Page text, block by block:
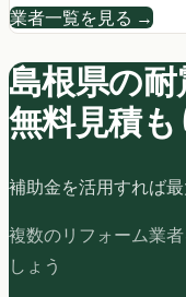
業者一覧を見る →
島根県の耐
無料見積も
補助金を活用すれば
複数のリフォーム業
しょう